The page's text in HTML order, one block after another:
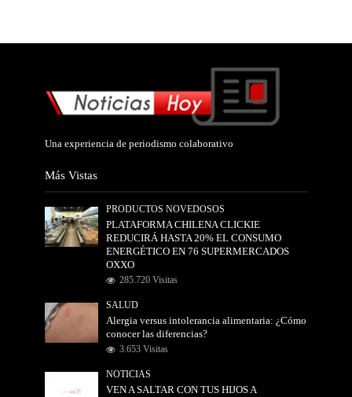
Una experiencia de periodismo colaborativo
Más Vistas
PRODUCTOS NOVEDOSOS
PLATAFORMA CHILENA CLICKIE
REDUCIRÁ HASTA 20% EL CONSUMO
ENERGÉTICO EN 76 SUPERMERCADOS
OXXO
285.720 Visitas
SALUD
Alergia versus intolerancia alimentaria: ¿Cómo
conocer las diferencias?
3.653 Visitas
NOTICIAS
VEN A SALTAR CON TUS HIJOS A